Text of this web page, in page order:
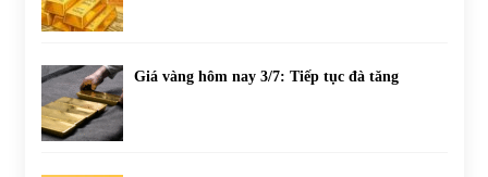
Giá vàng hôm nay 3/7: Tiếp tục đà tăng